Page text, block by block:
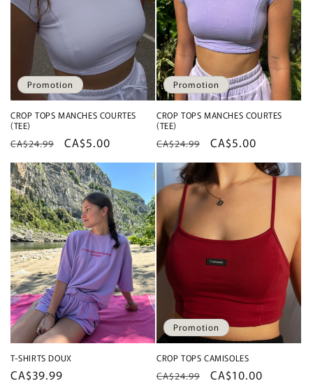
Promotion
CROP TOPS MANCHES COURTES
(TEE)
Prix
habituel
CA$24.99
Prix
promotionnel
CA$5.00
Promotion
CROP TOPS MANCHES COURTES
(TEE)
Prix
habituel
CA$24.99
Prix
promotionnel
CA$5.00
T-SHIRTS DOUX
Prix
CA$39.99
Promotion
CROP TOPS CAMISOLES
Prix
CA$24.99
Prix
CA$10.00